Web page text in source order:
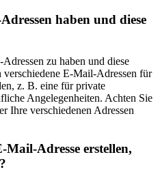
haben und diese
zu haben und diese
E-Mail-Adressen für
z. B. eine für private
Angelegenheiten. Achten Sie
Ihre verschiedenen Adressen
Mail-Adresse erstellen,